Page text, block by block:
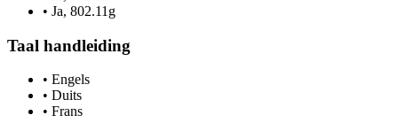
• Ja, 802.11g
Taal handleiding
• Engels
• Duits
• Frans